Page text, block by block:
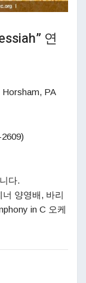
연
Horsham, PA
다.
양영배, 바리
in C 오케